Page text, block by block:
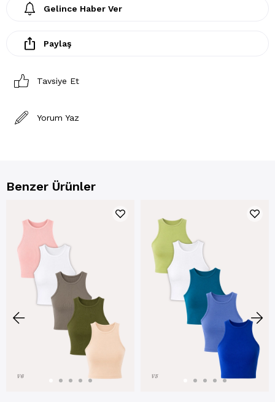
Gelince Haber Ver
Paylaş
Tavsiye Et
Yorum Yaz
Benzer Ürünler